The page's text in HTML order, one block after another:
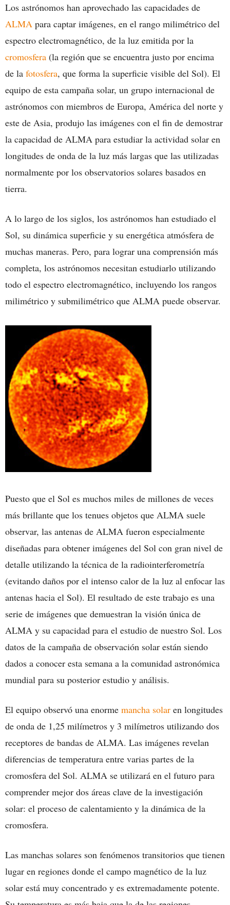
Los astrónomos han aprovechado las capacidades de
ALMA para captar imágenes, en el rango milimétrico del
espectro electromagnético, de la luz emitida por la
cromosfera (la región que se encuentra justo por encima
de la fotosfera, que forma la superficie visible del Sol). El
equipo de esta campaña solar, un grupo internacional de
astrónomos con miembros de Europa, América del norte y
este de Asia, produjo las imágenes con el fin de demostrar
la capacidad de ALMA para estudiar la actividad solar en
longitudes de onda de la luz más largas que las utilizadas
normalmente por los observatorios solares basados en
tierra.
A lo largo de los siglos, los astrónomos han estudiado el
Sol, su dinámica superficie y su energética atmósfera de
muchas maneras. Pero, para lograr una comprensión más
completa, los astrónomos necesitan estudiarlo utilizando
todo el espectro electromagnético, incluyendo los rangos
milimétrico y submilimétrico que ALMA puede observar.
Puesto que el Sol es muchos miles de millones de veces
más brillante que los tenues objetos que ALMA suele
observar, las antenas de ALMA fueron especialmente
diseñadas para obtener imágenes del Sol con gran nivel de
detalle utilizando la técnica de la radiointerferometría
(evitando daños por el intenso calor de la luz al enfocar las
antenas hacia el Sol). El resultado de este trabajo es una
serie de imágenes que demuestran la visión única de
ALMA y su capacidad para el estudio de nuestro Sol. Los
datos de la campaña de observación solar están siendo
dados a conocer esta semana a la comunidad astronómica
mundial para su posterior estudio y análisis.
El equipo observó una enorme mancha solar en longitudes
de onda de 1,25 milímetros y 3 milímetros utilizando dos
receptores de bandas de ALMA. Las imágenes revelan
diferencias de temperatura entre varias partes de la
cromosfera del Sol. ALMA se utilizará en el futuro para
comprender mejor dos áreas clave de la investigación
solar: el proceso de calentamiento y la dinámica de la
cromosfera.
Las manchas solares son fenómenos transitorios que tienen
lugar en regiones donde el campo magnético de la luz
solar está muy concentrado y es extremadamente potente.